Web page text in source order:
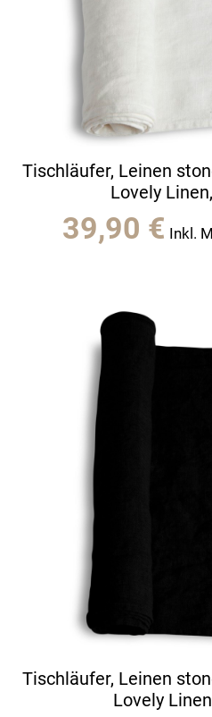
Tischläufer, Leinen
Lovely
39,90 € Inkl.
Tischläufer, Leinen
Lovely